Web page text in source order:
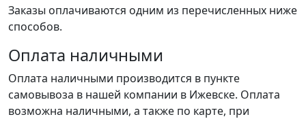
Заказы оплачиваются одним из перечисленных ниже
способов.
Оплата наличными
Оплата наличными производится в пункте
самовывоза в нашей компании в Ижевске. Оплата
возможна наличными, а также по карте, при